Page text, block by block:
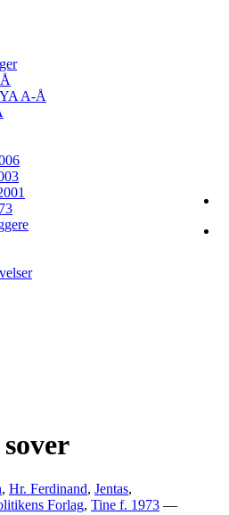
A-Å
, Hr. Ferdinand, Jentas,
Forlag, Tine f. 1973 —